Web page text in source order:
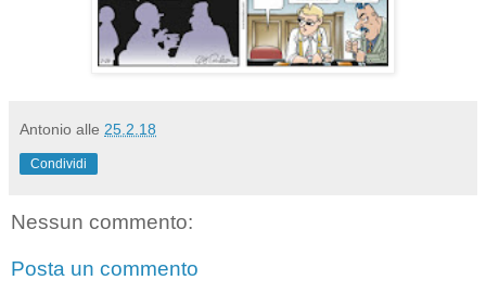
Antonio alle 25.2.18
Condividi
Nessun commento:
Posta un commento